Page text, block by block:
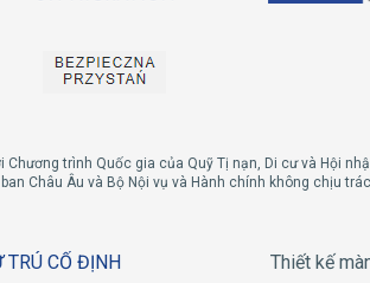
Chương trình Quốc gia của Quỹ Tị nạn, Di cư và Hội
Châu Âu và Bộ Nội vụ và Hành chính không chịu
TRÚ CỐ ĐỊNH Thiết kế